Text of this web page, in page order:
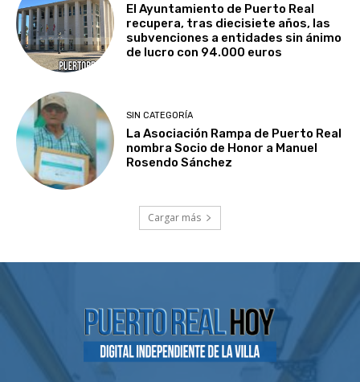
El Ayuntamiento de Puerto Real
recupera, tras diecisiete años, las
subvenciones a entidades sin ánimo
de lucro con 94.000 euros
SIN CATEGORÍA
La Asociación Rampa de Puerto Real
nombra Socio de Honor a Manuel
Rosendo Sánchez
Cargar más